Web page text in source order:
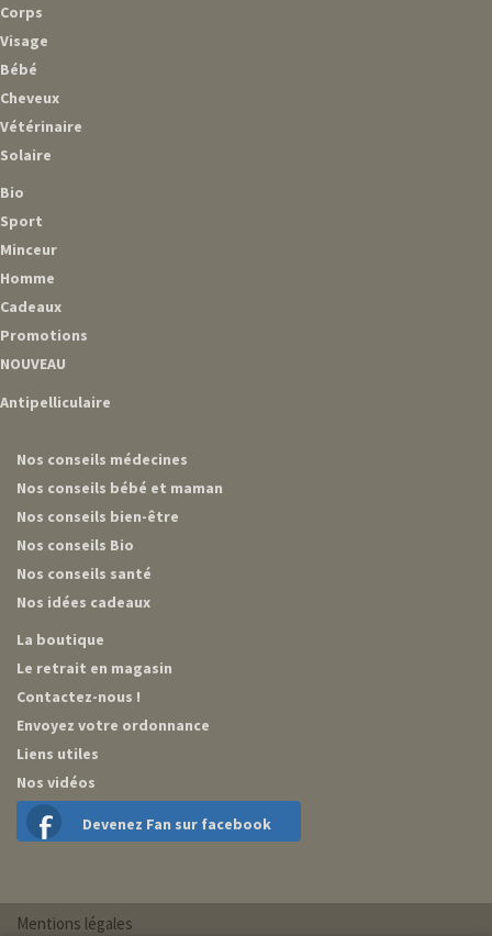
Corps
Visage
Bébé
Cheveux
Vétérinaire
Solaire
Bio
Sport
Minceur
Homme
Cadeaux
Promotions
NOUVEAU
Antipelliculaire
Nos conseils médecines
Nos conseils bébé et maman
Nos conseils bien-être
Nos conseils Bio
Nos conseils santé
Nos idées cadeaux
La boutique
Le retrait en magasin
Contactez-nous !
Envoyez votre ordonnance
Liens utiles
Nos vidéos
Devenez Fan sur facebook
Mentions légales